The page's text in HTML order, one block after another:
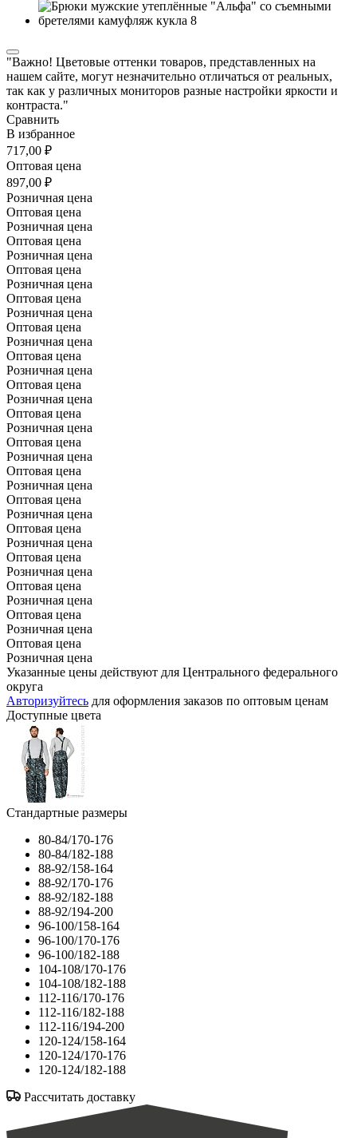
"Важно! Цветовые оттенки товаров, представленных на
нашем сайте, могут незначительно отличаться от реальных,
так как у различных мониторов разные настройки яркости и
контраста."
Сравнить
В избранное
717,00 ₽
Оптовая цена
897,00 ₽
Розничная цена
Оптовая цена
Розничная цена
Оптовая цена
Розничная цена
Оптовая цена
Розничная цена
Оптовая цена
Розничная цена
Оптовая цена
Розничная цена
Оптовая цена
Розничная цена
Оптовая цена
Розничная цена
Оптовая цена
Розничная цена
Оптовая цена
Розничная цена
Оптовая цена
Розничная цена
Оптовая цена
Розничная цена
Оптовая цена
Розничная цена
Оптовая цена
Розничная цена
Оптовая цена
Розничная цена
Оптовая цена
Розничная цена
Оптовая цена
Розничная цена
Указанные цены действуют для Центрального федерального
округа
Авторизуйтесь для оформления заказов по оптовым ценам
Доступные цвета
Стандартные размеры
80-84/170-176
80-84/182-188
88-92/158-164
88-92/170-176
88-92/182-188
88-92/194-200
96-100/158-164
96-100/170-176
96-100/182-188
104-108/170-176
104-108/182-188
112-116/170-176
112-116/182-188
112-116/194-200
120-124/158-164
120-124/170-176
120-124/182-188
Рассчитать доставку